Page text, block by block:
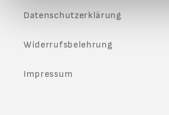
Datenschutzerklärung
Widerrufsbelehrung
Impressum